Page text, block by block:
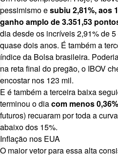
pessimismo esubiu 2,81%, aos
ganho amplo de 3.351,53
dia desde os incríveis 2,91% de
quase dois anos. É também a
índice da Bolsa brasileira.
na reta final do pregão, o IBOV
encostar nos 123 mil.
E é também aterceira baixa
terminou o diacom menos
futuros) recuaram por toda a
abaixo dos 15%.
Inflação nos EUA
O maior vetor para essa alta